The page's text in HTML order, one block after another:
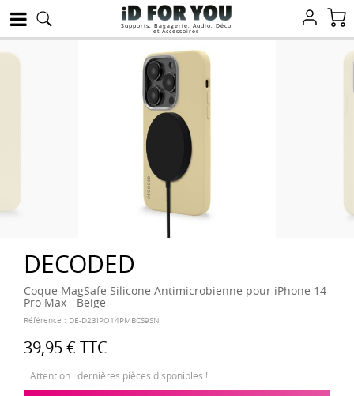
Supports, Bagagerie, Audio, Déco
et Accessoires
DECODED
Coque MagSafe Silicone Antimicrobienne pour iPhone 14
Pro Max - Beige
Référence : DE-D23IPO14PMBCS9SN
39,95 € TTC
Attention : dernières pièces disponibles !